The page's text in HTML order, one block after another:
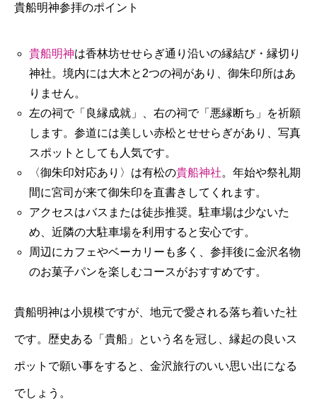
貴船明神参拝のポイント
貴船明神は香林坊せせらぎ通り沿いの縁結び・縁切り
神社。境内には大木と2つの祠があり、御朱印所はあ
りません。
左の祠で「良縁成就」、右の祠で「悪縁断ち」を祈願
します。参道には美しい赤松とせせらぎがあり、写真
スポットとしても人気です。
〈御朱印対応あり〉は有松の貴船神社。年始や祭礼期
間に宮司が来て御朱印を直書きしてくれます。
アクセスはバスまたは徒歩推奨。駐車場は少ないた
め、近隣の大駐車場を利用すると安心です。
周辺にカフェやベーカリーも多く、参拝後に金沢名物
のお菓子パンを楽しむコースがおすすめです。
貴船明神は小規模ですが、地元で愛される落ち着いた社
です。歴史ある「貴船」という名を冠し、縁起の良いス
ポットで願い事をすると、金沢旅行のいい思い出になる
でしょう。